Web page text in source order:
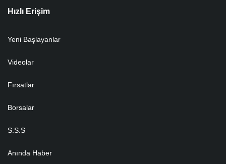
Hızlı Erişim
Yeni Başlayanlar
Videolar
Fırsatlar
Borsalar
S.S.S
Anında Haber